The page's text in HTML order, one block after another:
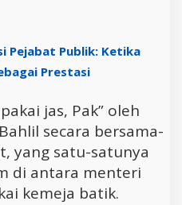
Pejabat Publik: Ketika
Prestasi
jas, Pak” oleh
secara bersama-
yang satu-satunya
di antara menteri
kemeja batik.